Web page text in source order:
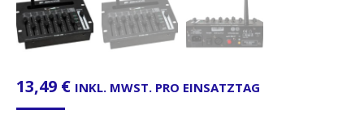
13,49 € INKL. MWST. PRO EINSATZTAG